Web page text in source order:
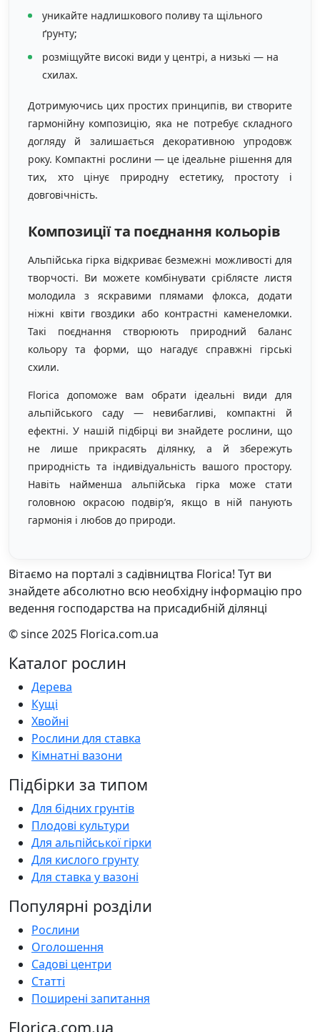
уникайте надлишкового поливу та щільного
ґрунту;
розміщуйте високі види у центрі, а низькі — на
схилах.
Дотримуючись цих простих принципів, ви створите
гармонійну композицію, яка не потребує складного
догляду й залишається декоративною упродовж
року. Компактні рослини — це ідеальне рішення для
тих, хто цінує природну естетику, простоту і
довговічність.
Композиції та поєднання кольорів
Альпійська гірка відкриває безмежні можливості для
творчості. Ви можете комбінувати сріблясте листя
молодила з яскравими плямами флокса, додати
ніжні квіти гвоздики або контрастні каменеломки.
Такі поєднання створюють природний баланс
кольору та форми, що нагадує справжні гірські
схили.
Florica допоможе вам обрати ідеальні види для
альпійського саду — невибагливі, компактні й
ефектні. У нашій підбірці ви знайдете рослини, що
не лише прикрасять ділянку, а й збережуть
природність та індивідуальність вашого простору.
Навіть найменша альпійська гірка може стати
головною окрасою подвір’я, якщо в ній панують
гармонія і любов до природи.
Вітаємо на порталі з садівництва Florica! Тут ви
знайдете абсолютно всю необхідну інформацію про
ведення господарства на присадибній ділянці
© since 2025 Florica.com.ua
Каталог рослин
Дерева
Кущі
Хвойні
Рослини для ставка
Кімнатні вазони
Підбірки за типом
Для бідних грунтів
Плодові культури
Для альпійської гірки
Для кислого грунту
Для ставка у вазоні
Популярні розділи
Рослини
Оголошення
Садові центри
Статті
Поширені запитання
Florica.com.ua